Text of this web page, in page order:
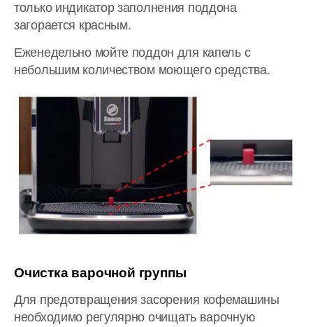
только индикатор заполнения поддона
загорается красным.
Еженедельно мойте поддон для капель с
небольшим количеством моющего средства.
Очистка варочной группы
Для предотвращения засорения кофемашины
необходимо регулярно очищать варочную